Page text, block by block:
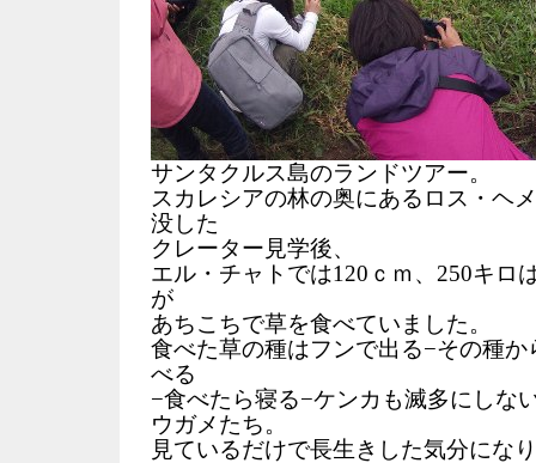
サンタクルス島のランドツアー。
スカレシアの林の奥にあるロス・ヘ
没した
クレーター見学後、
エル・チャトでは120ｃｍ、250キロ
が
あちこちで草を食べていました。
食べた草の種はフンで出る−その種
べる
−食べたら寝る−ケンカも滅多にしな
ウガメたち。
見ているだけで長生きした気分にな